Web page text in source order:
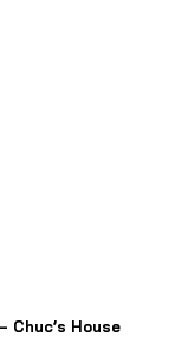
Chuc’s House